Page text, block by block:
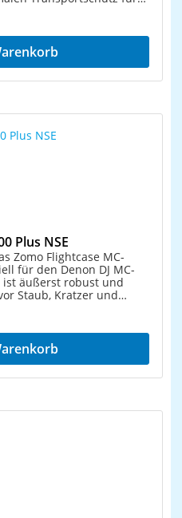
Dank der integrierten,
ist das Case auch als
und im
Passend für Roland DJ-
mm starkem Sperrholz
Kugelecken
dem DeckelAusziehbare,
für Laptop oder andere
Plus NSE
für den Denon DJ MC-
ist äußerst robust und
Staub, Kratzer und
Wie alle Zomo
auch dieses moderne
robusten und
gefertigt. Es
sind schwarz laminiert
stoßfest sowie
Extra breite Aluprofile